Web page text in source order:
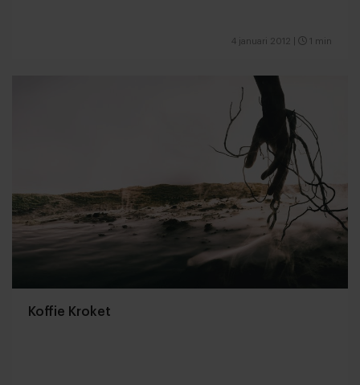
4 januari 2012 1 min
Koffie Kroket